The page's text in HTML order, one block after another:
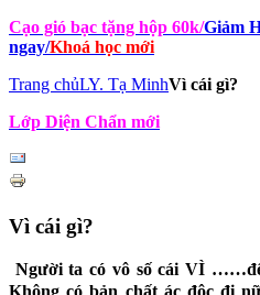
Cạo gió bạc tặng hộp 60k/Giảm
ngay/Khoá học mới
Trang chủLY. Tạ MinhVì cái gì?
Lớp Diện Chẩn mới
Vì cái gì?
Người ta có vô số cái VÌ